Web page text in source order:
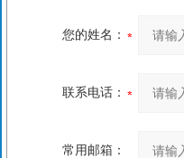
您的姓名：
联系电话：
常用邮箱：